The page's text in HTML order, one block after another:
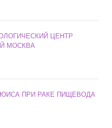
ЦЕНТР
МОСКВА
ПРИ РАКЕ ПИЩЕВОДА